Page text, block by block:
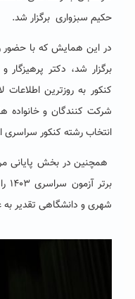
حکیم سبزواری برگزار شد.
در این همایش که با حضور
برگزار شد، دکتر
کنکور به روزترین
شرکت کنندگان و خانواده
انتخاب رشته کنکور سراسری
همچنین در بخش پایانی
برتر آزمون سراسری ۱۴۰۳
شهری و دانشگاهی تقدیر